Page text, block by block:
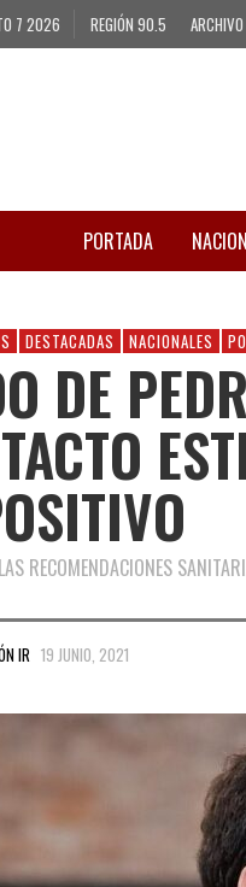
7 2026 REGIÓN 90.5
PORTADA
DESTACADAS NACIONALES
DE
RECOMENDACIONES
IR 19 JUNIO, 2021